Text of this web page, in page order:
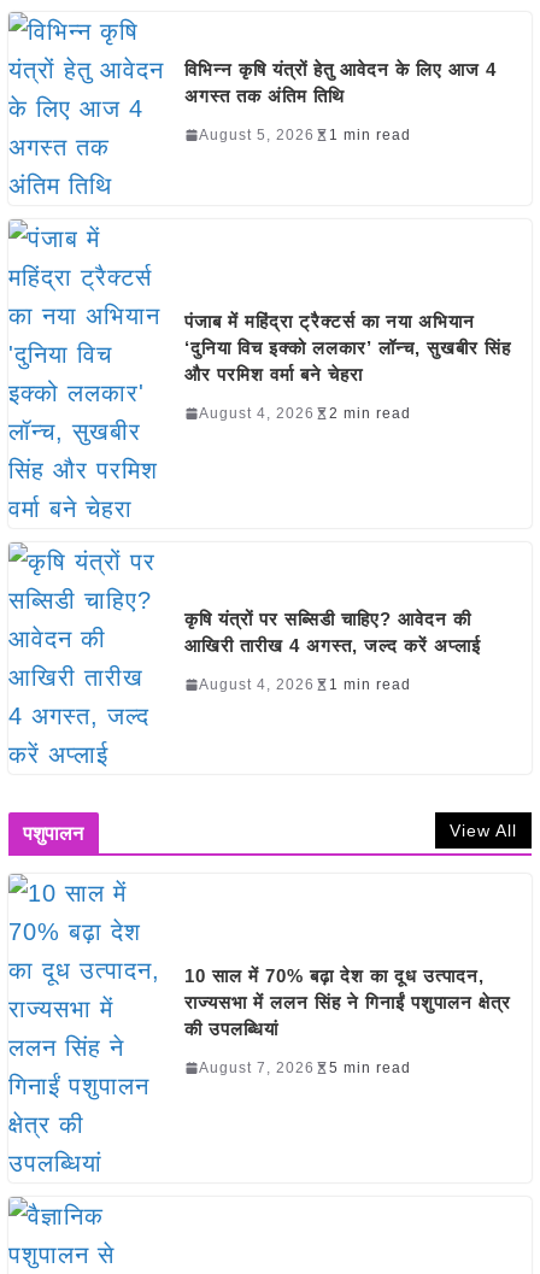
विभिन्न कृषि यंत्रों हेतु आवेदन के लिए आज 4
अगस्त तक अंतिम तिथि
August 5, 2026 1 min read
पंजाब में महिंद्रा ट्रैक्टर्स का नया अभियान
‘दुनिया विच इक्को ललकार’ लॉन्च, सुखबीर सिंह
और परमिश वर्मा बने चेहरा
August 4, 2026 2 min read
कृषि यंत्रों पर सब्सिडी चाहिए? आवेदन की
आखिरी तारीख 4 अगस्त, जल्द करें अप्लाई
August 4, 2026 1 min read
पशुपालन View All
10 साल में 70% बढ़ा देश का दूध उत्पादन,
राज्यसभा में ललन सिंह ने गिनाईं पशुपालन क्षेत्र
की उपलब्धियां
August 7, 2026 5 min read